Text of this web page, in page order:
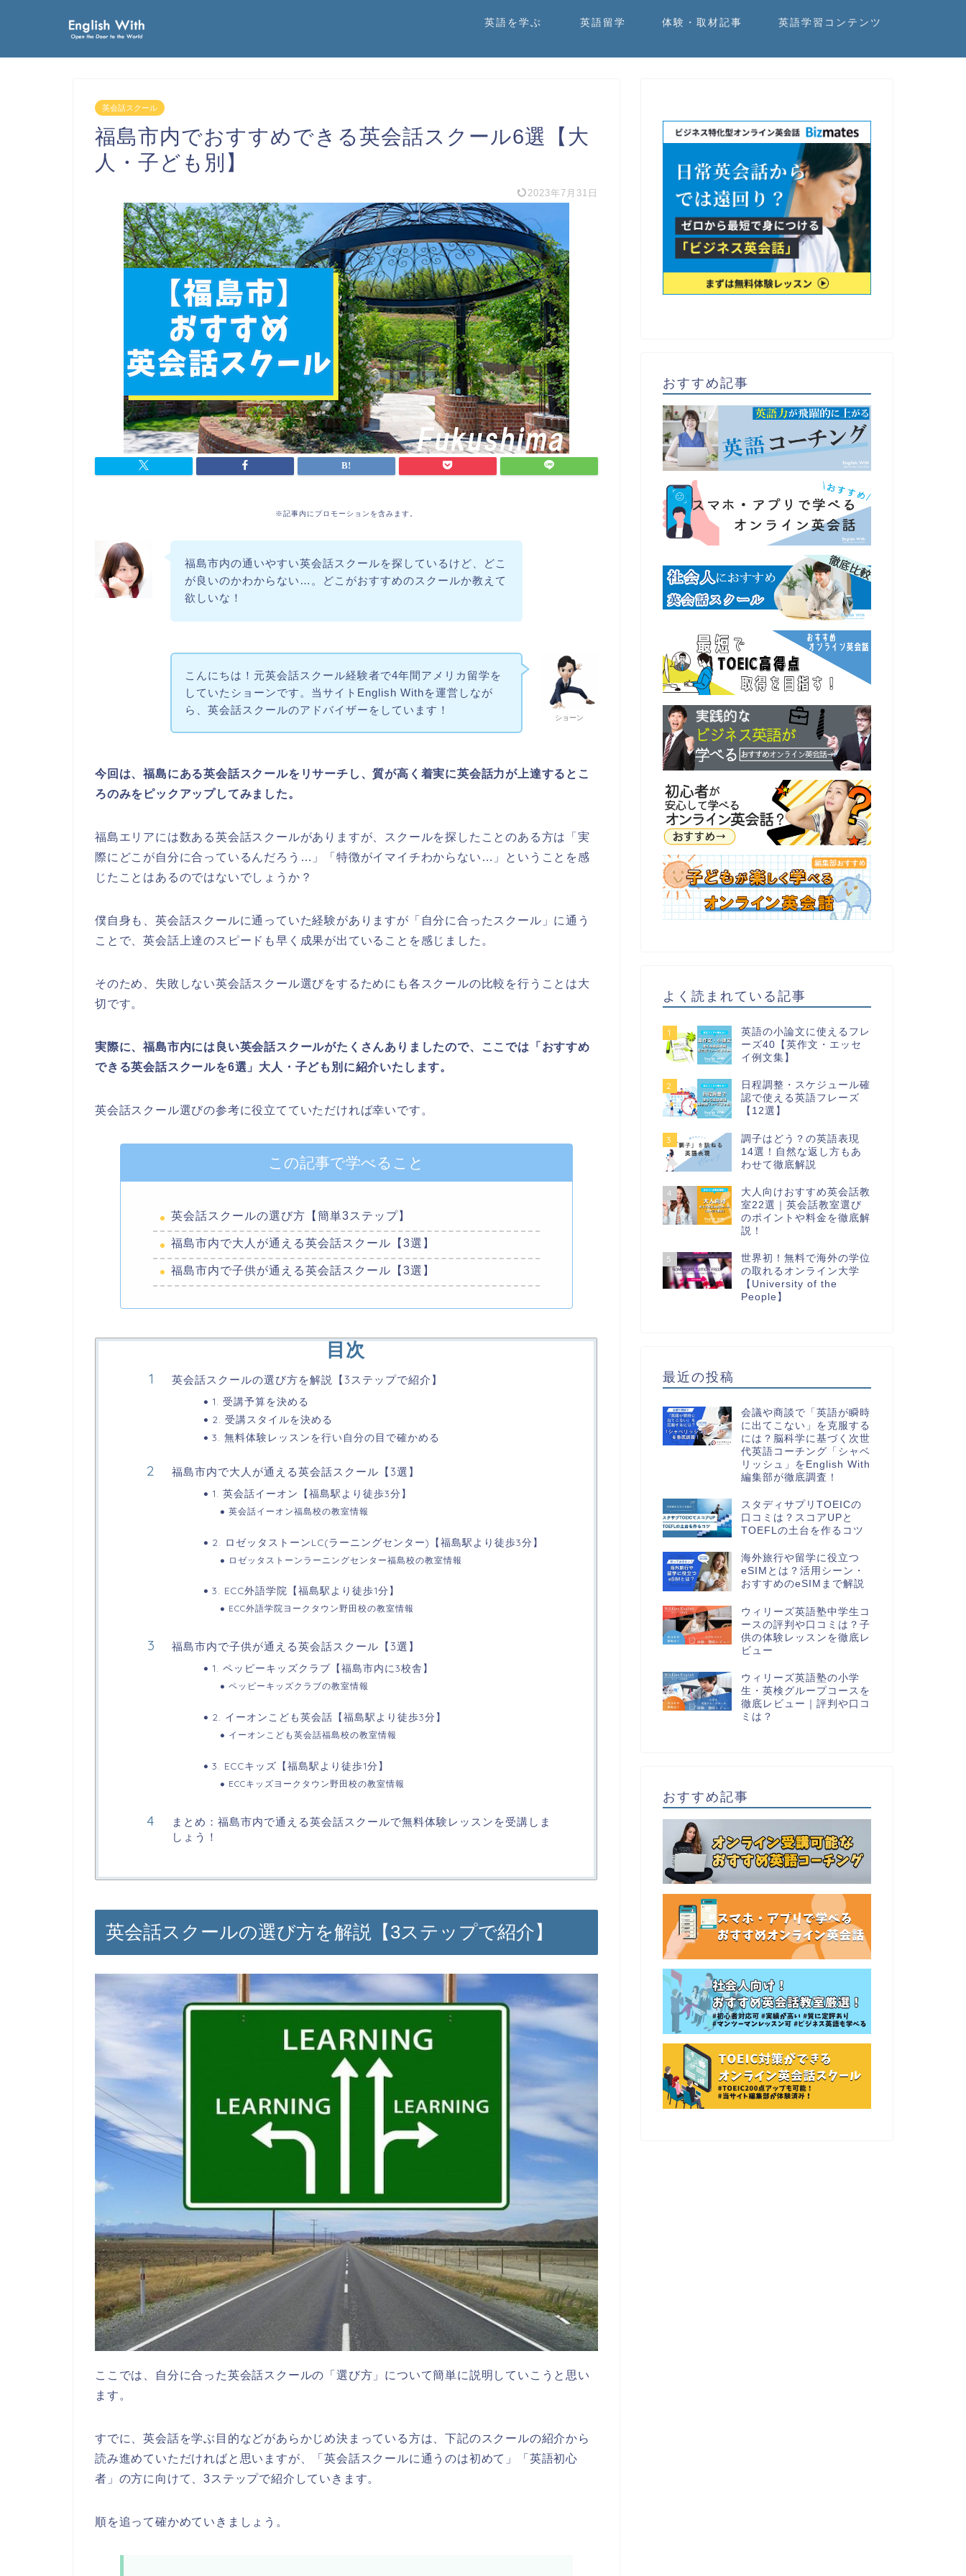
英語を学ぶ 英語留学 体験・取材記事 英語学習コンテンツ
英会話スクール
福島市内でおすすめできる英会話スクール6選【大
人・子ども別】
2023年7月31日
※記事内にプロモーションを含みます。
福島市内の通いやすい英会話スクールを探しているけど、どこ
が良いのかわからない…。どこがおすすめのスクールか教えて
欲しいな！
ショーン
こんにちは！元英会話スクール経験者で4年間アメリカ留学を
していたショーンです。当サイトEnglish Withを運営しなが
ら、英会話スクールのアドバイザーをしています！
今回は、福島にある英会話スクールをリサーチし、質が高く着実に英会話力が上達するとこ
ろのみをピックアップしてみました。
福島エリアには数ある英会話スクールがありますが、スクールを探したことのある方は「実
際にどこが自分に合っているんだろう…」「特徴がイマイチわからない…」ということを感
じたことはあるのではないでしょうか？
僕自身も、英会話スクールに通っていた経験がありますが「自分に合ったスクール」に通う
ことで、英会話上達のスピードも早く成果が出ていることを感じました。
そのため、失敗しない英会話スクール選びをするためにも各スクールの比較を行うことは大
切です。
実際に、福島市内には良い英会話スクールがたくさんありましたので、ここでは「おすすめ
できる英会話スクールを6選」大人・子ども別に紹介いたします。
英会話スクール選びの参考に役立てていただければ幸いです。
この記事で学べること
英会話スクールの選び方【簡単3ステップ】
福島市内で大人が通える英会話スクール【3選】
福島市内で子供が通える英会話スクール【3選】
目次
英会話スクールの選び方を解説【3ステップで紹介】
1. 受講予算を決める
2. 受講スタイルを決める
3. 無料体験レッスンを行い自分の目で確かめる
福島市内で大人が通える英会話スクール【3選】
1. 英会話イーオン【福島駅より徒歩3分】
英会話イーオン福島校の教室情報
2. ロゼッタストーンLC(ラーニングセンター)【福島駅より徒歩3分】
ロゼッタストーンラーニングセンター福島校の教室情報
3. ECC外語学院【福島駅より徒歩1分】
ECC外語学院ヨークタウン野田校の教室情報
福島市内で子供が通える英会話スクール【3選】
1. ペッピーキッズクラブ【福島市内に3校舎】
ペッピーキッズクラブの教室情報
2. イーオンこども英会話【福島駅より徒歩3分】
イーオンこども英会話福島校の教室情報
3. ECCキッズ【福島駅より徒歩1分】
ECCキッズヨークタウン野田校の教室情報
まとめ：福島市内で通える英会話スクールで無料体験レッスンを受講しま
しょう！
英会話スクールの選び方を解説【3ステップで紹介】
ここでは、自分に合った英会話スクールの「選び方」について簡単に説明していこうと思い
ます。
すでに、英会話を学ぶ目的などがあらかじめ決まっている方は、下記のスクールの紹介から
読み進めていただければと思いますが、「英会話スクールに通うのは初めて」「英語初心
者」の方に向けて、3ステップで紹介していきます。
順を追って確かめていきましょう。
おすすめ記事
よく読まれている記事
1
英語の小論文に使えるフレ
ーズ40【英作文・エッセ
イ例文集】
2
日程調整・スケジュール確
認で使える英語フレーズ
【12選】
3
調子はどう？の英語表現
14選！自然な返し方もあ
わせて徹底解説
4
大人向けおすすめ英会話教
室22選｜英会話教室選び
のポイントや料金を徹底解
説！
5
世界初！無料で海外の学位
の取れるオンライン大学
【University of the
People】
最近の投稿
会議や商談で「英語が瞬時
に出てこない」を克服する
には？脳科学に基づく次世
代英語コーチング「シャベ
リッシュ」をEnglish With
編集部が徹底調査！
スタディサプリTOEICの
口コミは？スコアUPと
TOEFLの土台を作るコツ
海外旅行や留学に役立つ
eSIMとは？活用シーン・
おすすめのeSIMまで解説
ウィリーズ英語塾中学生コ
ースの評判や口コミは？子
供の体験レッスンを徹底レ
ビュー
ウィリーズ英語塾の小学
生・英検グループコースを
徹底レビュー｜評判や口コ
ミは？
おすすめ記事